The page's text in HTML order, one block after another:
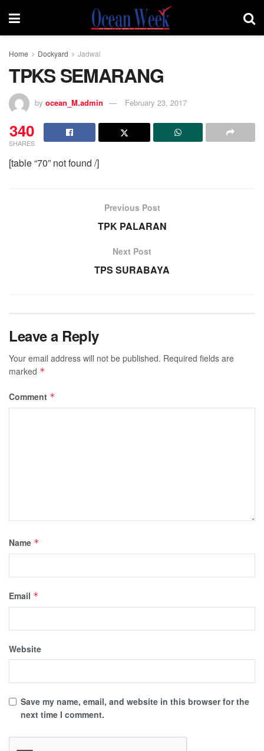
Home Dockyard Jadwal
TPKS SEMARANG
by ocean_M.admin February 23, 2017
340
SHARES
[table “70” not found /]
Previous Post
TPK PALARAN
Next Post
TPS SURABAYA
Leave a Reply
Your email address will not be published. Required fields are
marked *
Comment *
Name *
Email *
Website
Save my name, email, and website in this browser for the
next time I comment.